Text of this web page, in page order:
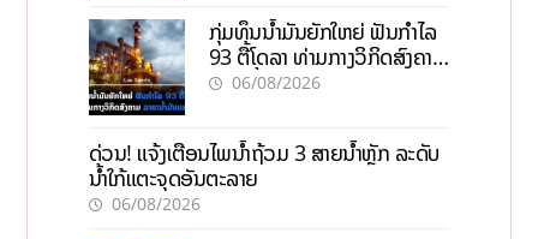
ກຸ່ມທຶນນ້ຳມັນຍັກໃຫຍ່ ຟັນກຳໄລ
93 ຕື້ໂດລາ ທ່າມກາງວິກິດສົງຄາມ
ລາຄານໍ້າມັນແພງ
06/08/2026
ດ່ວນ! ແຈ້ງເຕືອນໄພນໍ້າຖ້ວມ 3 ສາຍນໍ້າຫຼັກ ລະດັບ
ນໍ້າໃກ້ແຕະຈຸດອັນຕະລາຍ
06/08/2026